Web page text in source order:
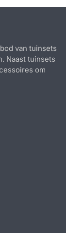
van tuinsets
Naast tuinsets
om